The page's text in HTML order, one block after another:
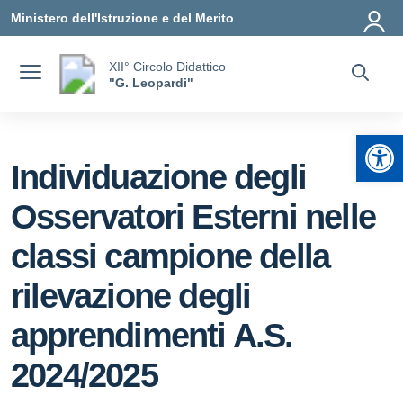
Ministero dell'Istruzione e del Merito
XII° Circolo Didattico
"G. Leopardi"
Individuazione degli
Osservatori Esterni nelle
classi campione della
rilevazione degli
apprendimenti A.S.
2024/2025